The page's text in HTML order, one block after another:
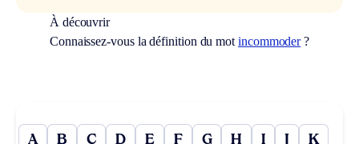
À découvrir
Connaissez-vous la définition du mot incommoder?
A B C D E F G H I J K